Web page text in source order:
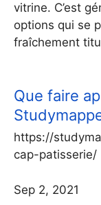
vitrine. C’est
options qui se
fraîchement
Que faire
https://
cap-patisserie/
Sep 2, 2021